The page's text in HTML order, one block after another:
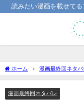
読みたい漫画を載せて
ホーム 漫画最終回ネタバ
と感想・考察
漫画最終回ネタバレ